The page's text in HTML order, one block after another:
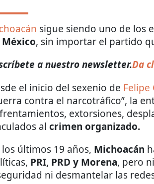
sigue siendo uno de los
México, sin importar el partido
a nuestro newsletter.Da
el inicio del sexenio de Felipe
contra el narcotráfico”, la
extorsiones,
al crimen organizado.
los últimos 19 años, Michoacán
PRI, PRD y Morena, pero
ni desmantelar las